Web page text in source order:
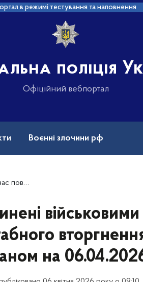
в режимі тестування та наповнення
поліція
Офіційний вебпортал
Воєнні злочини рф
на 06.04.2026)
на